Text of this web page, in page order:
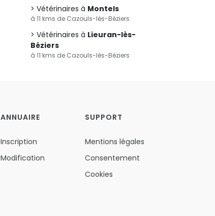
Vétérinaires à Montels
à 11 kms de Cazouls-lès-Béziers
Vétérinaires à Lieuran-lès-
Béziers
à 11 kms de Cazouls-lès-Béziers
ANNUAIRE
Inscription
Modification
SUPPORT
Mentions légales
Consentement
Cookies